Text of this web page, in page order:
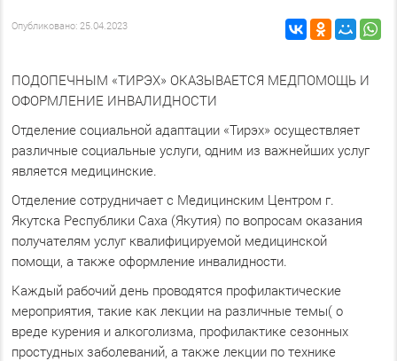
Опубликовано: 25.04.2023
ПОДОПЕЧНЫМ «ТИРЭХ» ОКАЗЫВАЕТСЯ МЕДПОМОЩЬ И
ОФОРМЛЕНИЕ ИНВАЛИДНОСТИ
Отделение социальной адаптации «Тирэх» осуществляет
различные социальные услуги, одним из важнейших услуг
является медицинские.
Отделение сотрудничает с Медицинским Центром г.
Якутска Республики Саха (Якутия) по вопросам оказания
получателям услуг квалифицируемой медицинской
помощи, а также оформление инвалидности.
Каждый рабочий день проводятся профилактические
мероприятия, такие как лекции на различные темы( о
вреде курения и алкоголизма, профилактике сезонных
простудных заболеваний, а также лекции по технике